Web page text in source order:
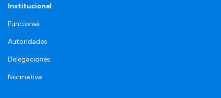
Institucional
Funciones
Autoridades
Delegaciones
Normativa